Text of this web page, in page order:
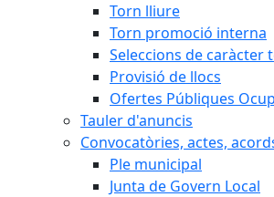
Torn lliure
Torn promoció interna
Seleccions de caràcter
Provisió de llocs
Ofertes Públiques
Tauler d'anuncis
Convocatòries, actes,
Ple municipal
Junta de Govern Local